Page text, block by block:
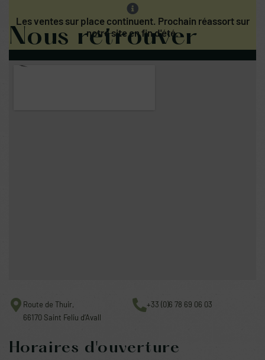
Les ventes sur place continuent. Prochain réassort sur
notre site en fin d'été.
Nous retrouver
Route de Thuir,
66170 Saint Feliu d’Avall
+33 (0)6 78 69 06 03
Horaires d'ouverture